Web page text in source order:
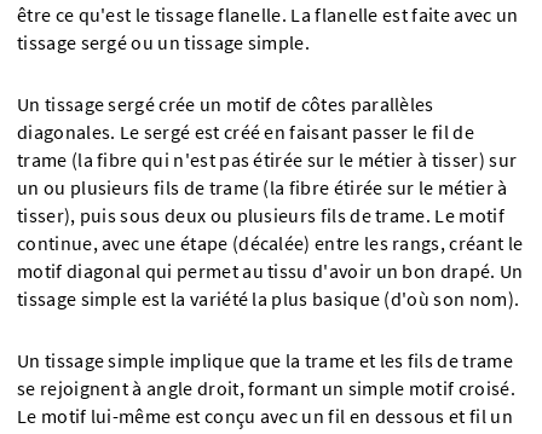
être ce qu'est le tissage flanelle. La flanelle est faite avec un
tissage sergé ou un tissage simple.
Un tissage sergé crée un motif de côtes parallèles
diagonales. Le sergé est créé en faisant passer le fil de
trame (la fibre qui n'est pas étirée sur le métier à tisser) sur
un ou plusieurs fils de trame (la fibre étirée sur le métier à
tisser), puis sous deux ou plusieurs fils de trame. Le motif
continue, avec une étape (décalée) entre les rangs, créant le
motif diagonal qui permet au tissu d'avoir un bon drapé. Un
tissage simple est la variété la plus basique (d'où son nom).
Un tissage simple implique que la trame et les fils de trame
se rejoignent à angle droit, formant un simple motif croisé.
Le motif lui-même est conçu avec un fil en dessous et fil un